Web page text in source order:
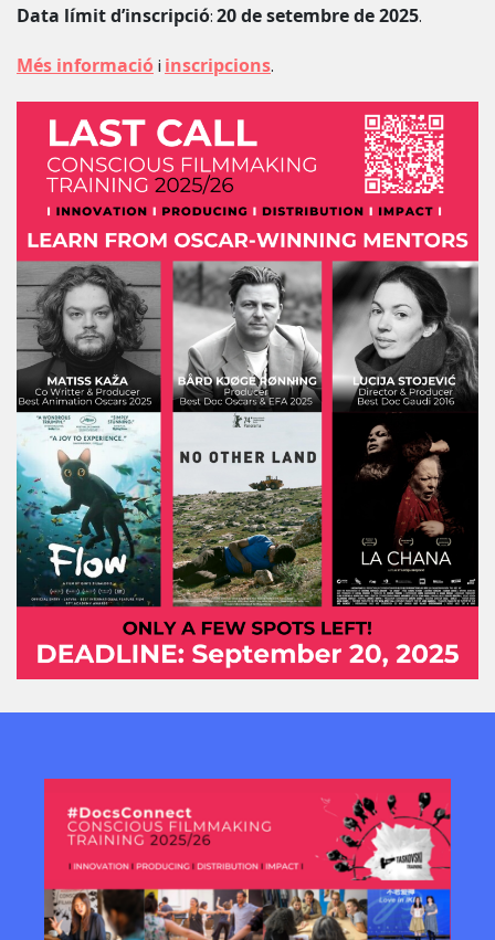
Data límit d’inscripció:20 de setembre de 2025.
Més informaciói inscripcions.